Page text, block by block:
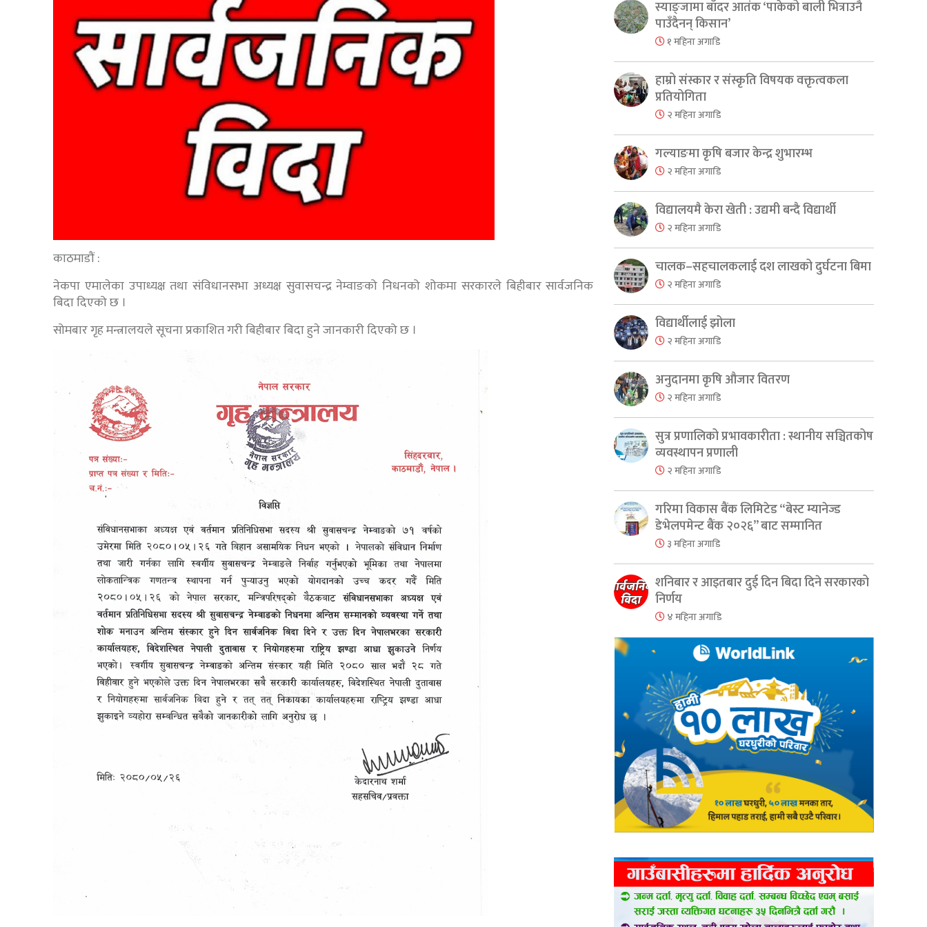
काठमाडौं :
नेकपा एमालेका उपाध्यक्ष तथा संविधानसभा अध्यक्ष सुवासचन्द्र नेम्वाङको निधनको शोकमा सरकारले बिहीबार सार्वजनिक
बिदा दिएको छ ।
सोमबार गृह मन्त्रालयले सूचना प्रकाशित गरी बिहीबार बिदा हुने जानकारी दिएको छ ।
स्याङ्जामा बाँदर आतंक ‘पाकेको बाली भित्राउनै
पाउँदैनन् किसान’
१ महिना अगाडि
हाम्रो संस्कार र संस्कृति विषयक वक्तृत्वकला
प्रतियोगिता
२ महिना अगाडि
गल्याङमा कृषि बजार केन्द्र शुभारम्भ
२ महिना अगाडि
विद्यालयमै केरा खेती : उद्यमी बन्दै विद्यार्थी
२ महिना अगाडि
चालक–सहचालकलाई दश लाखको दुर्घटना बिमा
२ महिना अगाडि
विद्यार्थीलाई झोला
२ महिना अगाडि
अनुदानमा कृषि औजार वितरण
२ महिना अगाडि
सुत्र प्रणालिको प्रभावकारीता : स्थानीय सञ्चितकोष
व्यवस्थापन प्रणाली
२ महिना अगाडि
गरिमा विकास बैंक लिमिटेड “बेस्ट म्यानेज्ड
डेभेलपमेन्ट बैंक २०२६” बाट सम्मानित
३ महिना अगाडि
शनिबार र आइतबार दुई दिन बिदा दिने सरकारको
निर्णय
४ महिना अगाडि